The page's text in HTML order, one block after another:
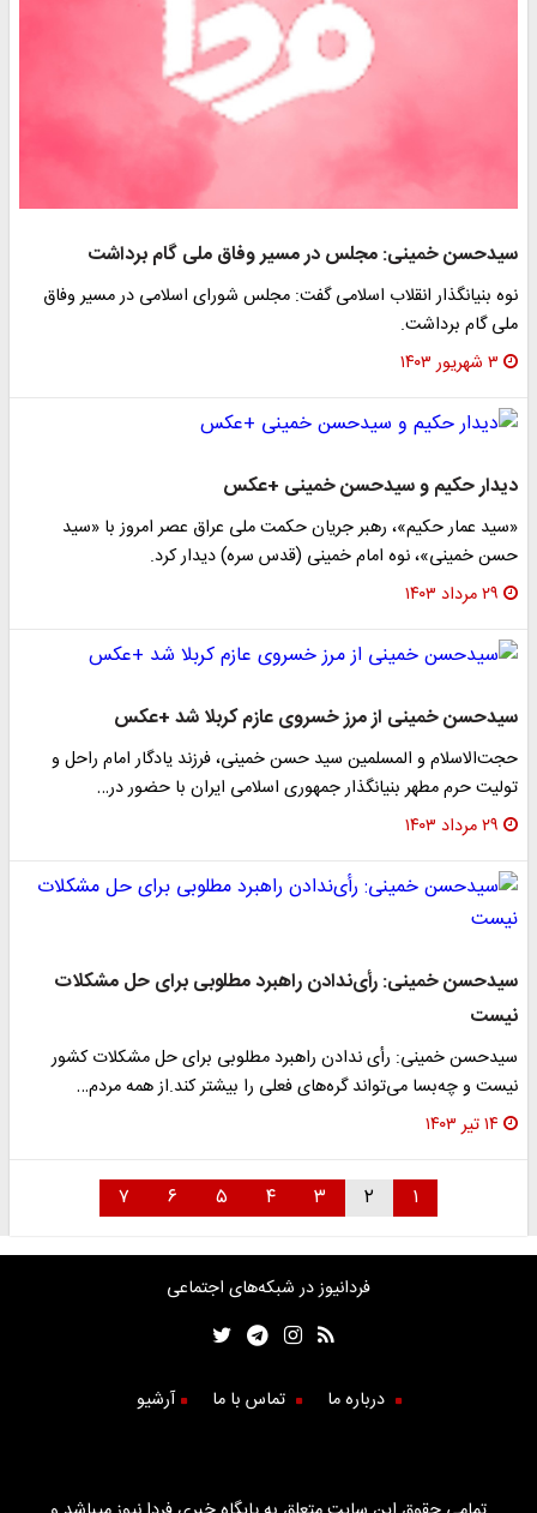
سیدحسن خمینی: مجلس در مسیر وفاق ملی گام برداشت
نوه بنیانگذار انقلاب اسلامی گفت: مجلس شورای اسلامی در مسیر وفاق
ملی گام برداشت.
۳ شهریور ۱۴۰۳
دیدار حکیم و سیدحسن خمینی +عکس
«سید عمار حکیم»، رهبر جریان حکمت ملی عراق عصر امروز با «سید
حسن خمینی»، نوه امام خمینی (قدس سره) دیدار کرد.
۲۹ مرداد ۱۴۰۳
سیدحسن خمینی از مرز خسروی عازم کربلا شد +عکس
حجت‌الاسلام و المسلمین سید حسن خمینی، فرزند یادگار امام راحل و
تولیت حرم مطهر بنیانگذار جمهوری اسلامی ایران با حضور در…
۲۹ مرداد ۱۴۰۳
سیدحسن خمینی: رأی‌ندادن راهبرد مطلوبی برای حل مشکلات
نیست
سیدحسن خمینی: رأی ندادن راهبرد مطلوبی برای حل مشکلات کشور
نیست و چه‌بسا می‌تواند گره‌های فعلی را بیشتر کند.از همه مردم…
۱۴ تیر ۱۴۰۳
۱ ۲ ۳ ۴ ۵ ۶ ۷
فردانیوز در شبکه‌های اجتماعی
درباره ما تماس با ما آرشیو